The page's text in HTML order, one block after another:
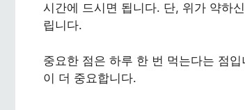
시간에 드시면 됩니다. 단, 위가 약하
립니다.
중요한 점은 하루 한 번 먹는다는 점
이 더 중요합니다.